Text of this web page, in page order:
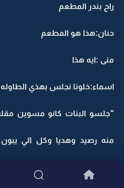
راح بندر المطعم
حنان:هذا هو المطعم
منى :ايه هذا
اسماء:خلونا نجلس بهذي الطاوله
"جلسو البنات كانو مسوين
منه رصيد وهديا وكل الي